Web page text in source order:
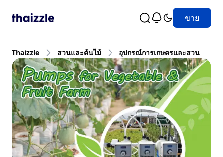
ขาย
Thaizzle สวนและต้นไม้ อุปกรณ์การเกษตรและสวน